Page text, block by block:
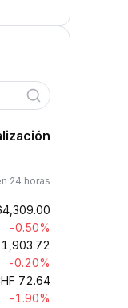
24 horas
-0.50%
1,903.72
-0.20%
72.64
-1.90%